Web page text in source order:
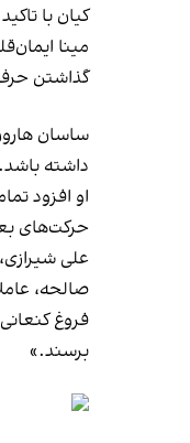
کیان با
مینا
گذاشتن
ساسان
داشته
او افزود
حرکت‌های
علی
صالحه،
فروغ
برسند.»